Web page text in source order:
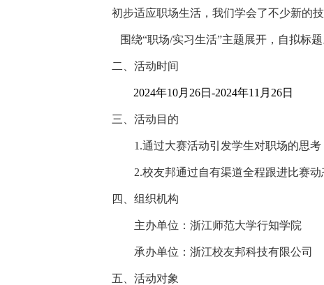
初步适应职场生活，我们学会了不少新的
围绕“职场/实习生活”主题展开，自拟标题
二、活动时间
2024年10月 26日 -2024年11 月 26日
三、活动目的
1.通过大赛活动引发学生对职场的思考
2.校友邦通过自有渠道全程跟进比赛
四、组织机构
主办单位：浙江师范大学行知学院
承办单位：浙江校友邦科技有限公司
五、活动对象